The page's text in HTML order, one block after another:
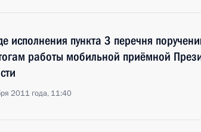
исполнения пункта 3 перечня
работы мобильной приёмной
2011 года, 11:40